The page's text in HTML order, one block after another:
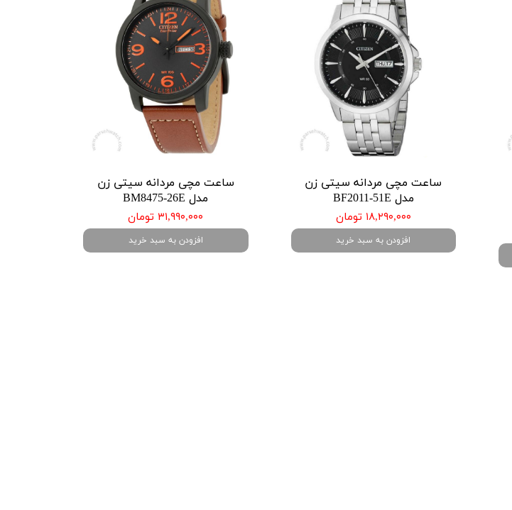
ساعت مچی مردانه سیتی زن
مدل BF2011-51E
۱۸,۲۹۰,۰۰۰ تومان
افزودن به سبد خرید
ساعت مچی مردانه سیتی زن
مدل BM8475-26E
۳۱,۹۹۰,۰۰۰ تومان
افزودن به سبد خرید